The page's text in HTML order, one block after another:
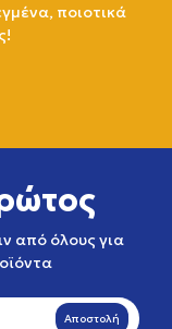
ποιοτικά
από όλους για
Αποστολή